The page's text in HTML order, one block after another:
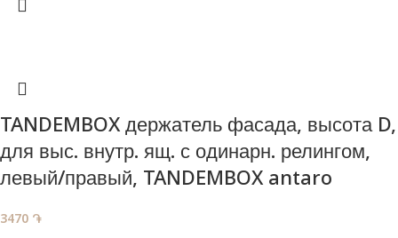
TANDEMBOX держатель фасада, высота D,
для выс. внутр. ящ. с одинарн. релингом,
левый/правый, TANDEMBOX antaro
3470 ֏